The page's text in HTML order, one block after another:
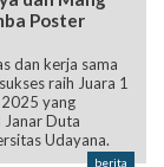
Poster
dan kerja sama
raih Juara 1
yang
Duta
Udayana.
berita